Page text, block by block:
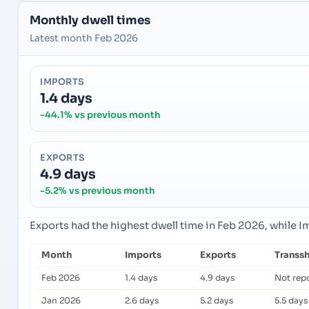
Monthly dwell times
Latest month Feb 2026
IMPORTS
1.4 days
-44.1% vs previous month
EXPORTS
4.9 days
-5.2% vs previous month
Exports had the highest dwell time in Feb 2026, while
Month Imports Exports
Feb 2026 1.4 days 4.9 days Not
Jan 2026 2.6 days 5.2 days 5.5 days